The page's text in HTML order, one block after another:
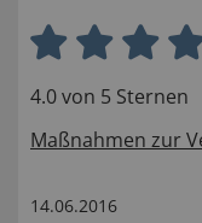
4.0 von 5 Sternen
Maßnahmen zur
14.06.2016